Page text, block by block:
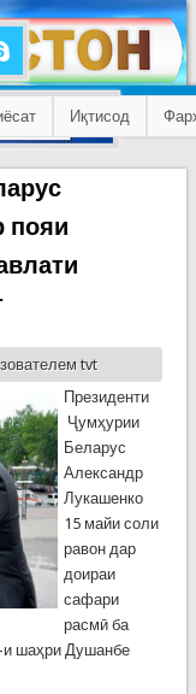
Иқтисод
пояи
tvt
Президенти
Ҷумҳурии
Беларус
Александр
Лукашенко
15 майи соли
равон дар
доираи
сафари
расмӣ ба
и шаҳри Душанбе